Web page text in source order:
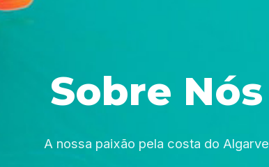
Sobre Nós
A nossa paixão pela costa do Algarve